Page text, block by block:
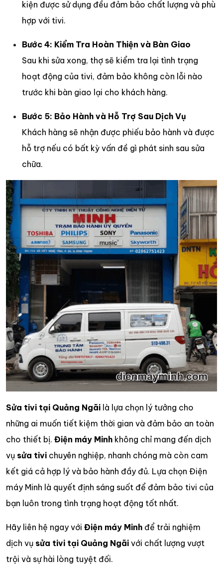
kiện được sử dụng đều đảm bảo chất lượng và phù
hợp với tivi.
Bước 4: Kiểm Tra Hoàn Thiện và Bàn Giao
Sau khi sửa xong, thợ sẽ kiểm tra lại tình trạng
hoạt động của tivi, đảm bảo không còn lỗi nào
trước khi bàn giao lại cho khách hàng.
Bước 5: Bảo Hành và Hỗ Trợ Sau Dịch Vụ
Khách hàng sẽ nhận được phiếu bảo hành và được
hỗ trợ nếu có bất kỳ vấn đề gì phát sinh sau sửa
chữa.
Sửa tivi tại Quảng Ngãi là lựa chọn lý tưởng cho
những ai muốn tiết kiệm thời gian và đảm bảo an toàn
cho thiết bị. Điện máy Minh không chỉ mang đến dịch
vụ sửa tivi chuyên nghiệp, nhanh chóng mà còn cam
kết giá cả hợp lý và bảo hành đầy đủ. Lựa chọn Điện
máy Minh là quyết định sáng suốt để đảm bảo tivi của
bạn luôn trong tình trạng hoạt động tốt nhất.
Hãy liên hệ ngay với Điện máy Minh để trải nghiệm
dịch vụ sửa tivi tại Quảng Ngãi với chất lượng vượt
trội và sự hài lòng tuyệt đối.